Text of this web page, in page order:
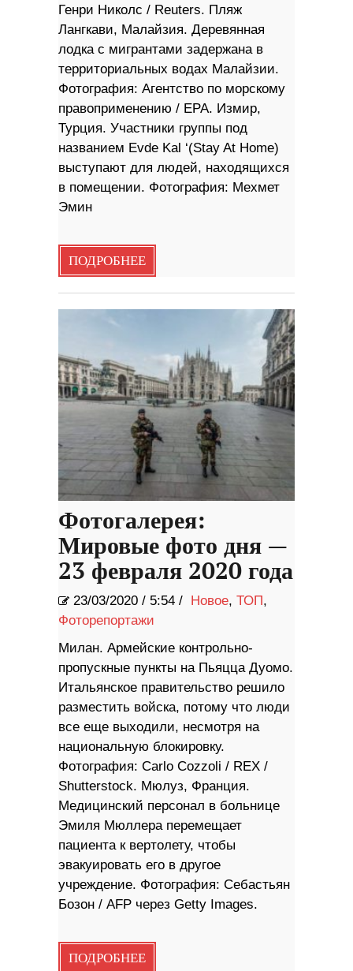
Генри Николс / Reuters. Пляж
Лангкави, Малайзия. Деревянная
лодка с мигрантами задержана в
территориальных водах Малайзии.
Фотография: Агентство по морскому
правоприменению / EPA. Измир,
Турция. Участники группы под
названием Evde Kal ‘(Stay At Home)
выступают для людей, находящихся
в помещении. Фотография: Мехмет
Эмин
ПОДРОБНЕЕ
Фотогалерея:
Мировые фото дня —
23 февраля 2020 года
23/03/2020 / 5:54 / Новое, ТОП,
Фоторепортажи
Милан. Армейские контрольно-
пропускные пункты на Пьяцца Дуомо.
Итальянское правительство решило
разместить войска, потому что люди
все еще выходили, несмотря на
национальную блокировку.
Фотография: Carlo Cozzoli / REX /
Shutterstock. Мюлуз, Франция.
Медицинский персонал в больнице
Эмиля Мюллера перемещает
пациента к вертолету, чтобы
эвакуировать его в другое
учреждение. Фотография: Себастьян
Бозон / AFP через Getty Images.
ПОДРОБНЕЕ